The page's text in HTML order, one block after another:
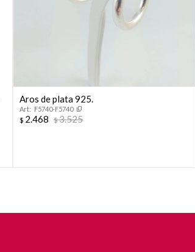
Aros de plata 925.
F5740-F5740
$ 2.468 $3.525